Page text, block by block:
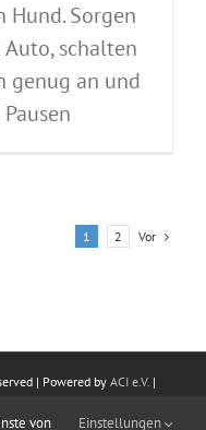
Hund. Sorgen
schalten
genug an und
1 2 Vor
| Powered by ACI e.V. |
von Einstellungen